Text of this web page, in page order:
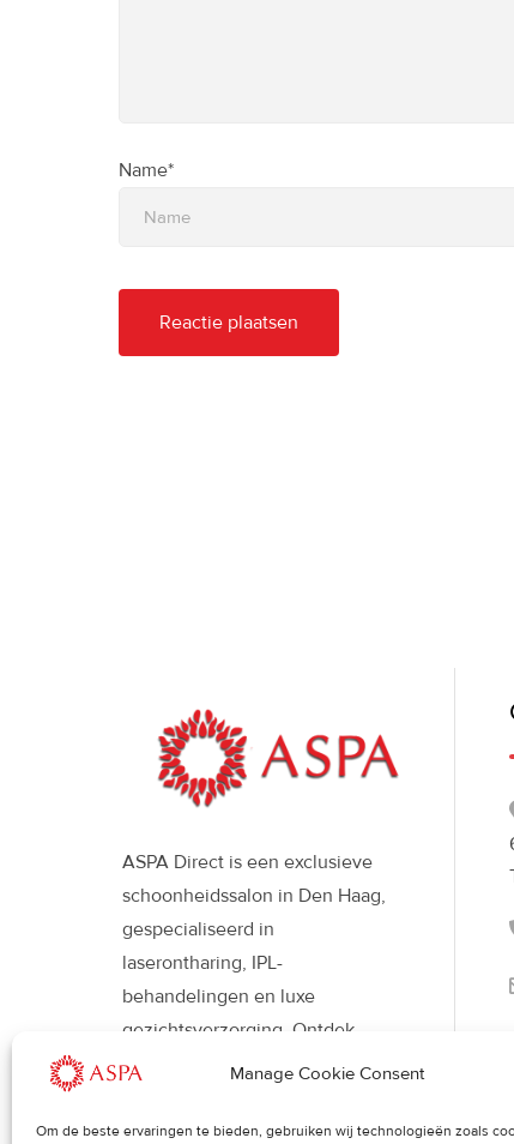
Manage Cookie Consent
Om de beste ervaringen te bieden, gebruiken wij technologieën zoals
Name*
ASPA Direct is een exclusieve
schoonheidssalon in Den Haag,
gespecialiseerd in
laserontharing, IPL-
behandelingen en luxe
gezichtsverzorging. Ontdek
moderne beautybehandelingen
een stralende, gezonde huid en